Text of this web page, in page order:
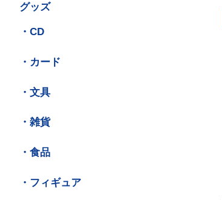
グッズ
・CD
・カード
・文具
・雑貨
・食品
・フィギュア